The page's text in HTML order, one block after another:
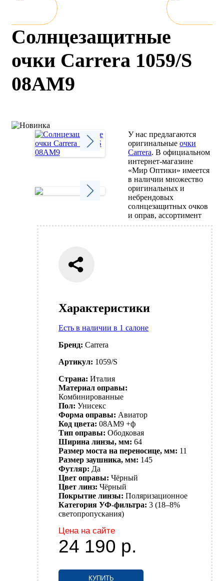
Солнцезащитные
очки Carrera 1059/S
08AM9
Характеристики
Есть в наличии в 1 салоне
Бренд: Carrera
Артикул: 1059/S
Страна: Италия
Материал оправы:
Комбинированные
Пол: Унисекс
Форма оправы: Авиатор
Код цвета: 08AM9 +ф
Тип оправы: Ободковая
Ширина линзы, мм: 64
Размер моста на переносице, мм: 11
Размер заушника, мм: 145
Футляр: Да
Цвет оправы: Чёрный
Цвет линз: Чёрный
Покрытие линзы: Поляризационное
Категория УФ-фильтра: 3 (18–8%
светопропускания)
Цена на сайте
24 190 р.
КУПИТЬ
У нас предлагаются
оригинальныеочки
Carrera. В официальном
интернет-магазине
«Мир Оптики» имеется
в наличии множество
оригинальных и
небрендовых
солнцезащитных очков
и оправ, ассортимент